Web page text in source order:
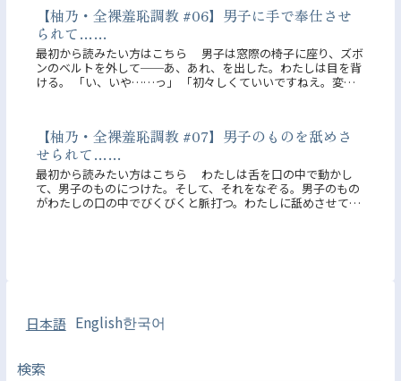
【柚乃・全裸羞恥調教 #06】男子に手で奉仕させ
られて……
最初から読みたい方はこちら 男子は窓際の椅子に座り、ズボ
ンのベルトを外して──あ、あれ、を出した。わたしは目を背
ける。 「い、いや……っ」 「初々しくていいですねえ。変態
【柚乃・全裸羞恥調教 #07】男子のものを舐めさ
せられて……
最初から読みたい方はこちら わたしは舌を口の中で動かし
て、男子のものにつけた。そして、それをなぞる。男子のもの
がわたしの口の中でびくびくと脈打つ。わたしに舐めさせて、
English
日本語 한국어
検索